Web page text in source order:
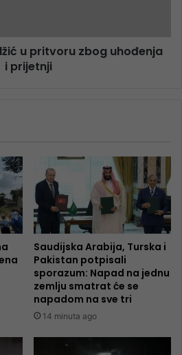
u pritvoru zbog uhođenja
i prijetnji
Saudijska Arabija, Turska i
Pakistan potpisali
sporazum: Napad na jednu
zemlju smatrat će se
napadom na sve tri
14 minuta ago